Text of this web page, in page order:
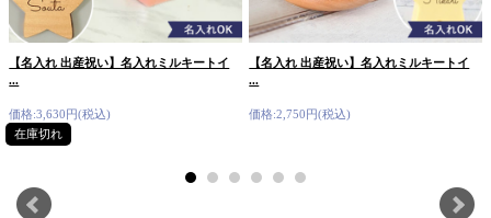
【名入れ 出産祝い】名入れミルキートイ
...
価格:3,630円(税込)
在庫切れ
【名入れ 出産祝い】名入れミルキートイ
...
価格:2,750円(税込)